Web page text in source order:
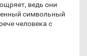
ведь они
символьный
человека с